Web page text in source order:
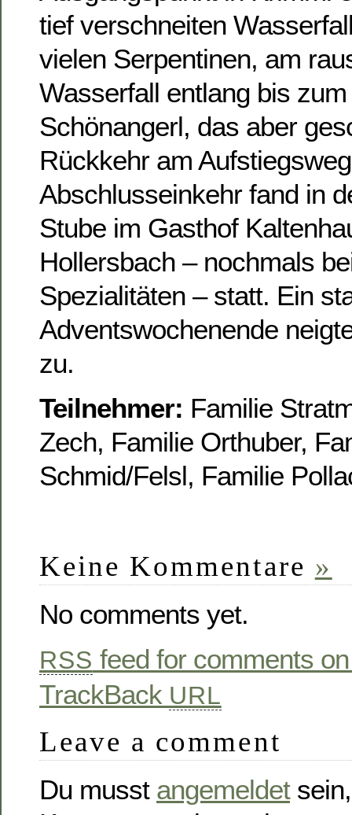
tief verschneiten
vielen Serpentinen, am
Wasserfall entlang bis
Schönangerl, das aber
Rückkehr am
Abschlusseinkehr fand in
Stube im Gasthof
Hollersbach – nochmals
Spezialitäten – statt. Ein
Adventswochenende
zu.
Teilnehmer: Familie
Zech, Familie Orthuber,
Schmid/Felsl, Familie
Keine Kommentare »
No comments yet.
RSS feed for comments
TrackBack URL
Leave a comment
Du musst angemeldet